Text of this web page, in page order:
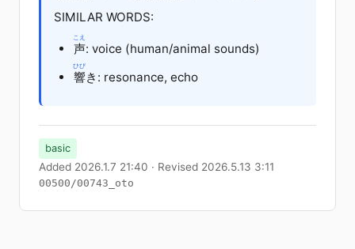
SIMILAR WORDS:
声
こえ
: voice (human/animal sounds)
響
ひび
き : resonance, echo
basic
Added 2026.1.7 21:40 · Revised 2026.5.13 3:11
00500/00743_oto